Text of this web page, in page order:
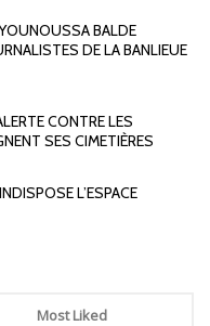
BALDE
DE LA BANLIEUE
CONTRE LES
SES CIMETIÈRES
L’ESPACE
Most Liked